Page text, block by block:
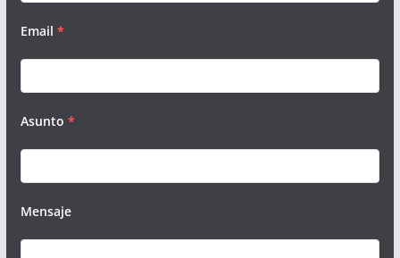
Email *
Asunto *
Mensaje